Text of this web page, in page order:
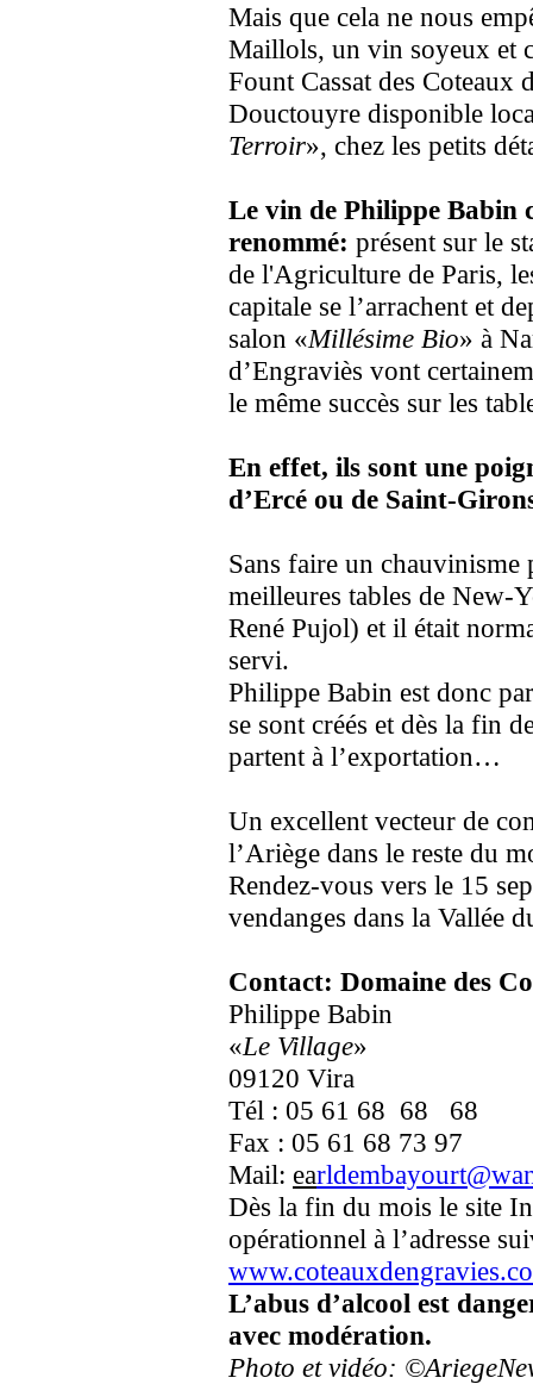
Mais que cela ne nous
Maillols, un vin soyeux et
Fount Cassat des Coteaux
Douctouyre disponible
Terroir», chez les petits
Le vin de Philippe Babin
renommé: présent sur le
de l'Agriculture de Paris,
capitale se l’arrachent et
salon «Millésime Bio» à
d’Engraviès vont
le même succès sur les
En effet, ils sont une
d’Ercé ou de Saint-
Sans faire un chauvinisme
meilleures tables de New-
René Pujol) et il était
servi.
Philippe Babin est donc
se sont créés et dès la fin
partent à l’exportation…
Un excellent vecteur de
l’Ariège dans le reste du
Rendez-vous vers le 15
vendanges dans la Vallée
Contact: Domaine des
Philippe Babin
«Le Village»
09120 Vira
Tél : 05 61 68 68 68
Fax : 05 61 68 73 97
Mail: ea
Dès la fin du mois le site
opérationnel à l’adresse
L’abus d’alcool est
avec modération.
Photo et vidéo: